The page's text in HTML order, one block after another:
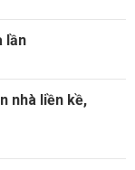
lần
nhà liền kề,